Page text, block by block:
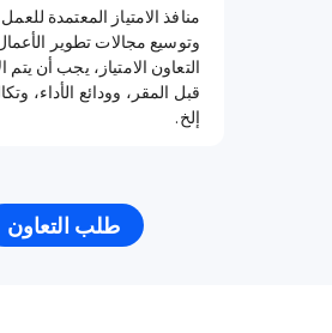
وتوسيع مجالات تطوير
التعاون الامتياز، يجب أن يتم
قبل المقر، وودائع الأداء،
إلخ.
طلب التعاون